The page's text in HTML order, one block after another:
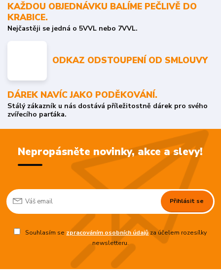
KAŽDOU OBJEDNÁVKU BALÍME PEČLIVĚ DO
KRABICE.
Nejčastěji se jedná o 5VVL nebo 7VVL.
ODKAZ ODSTOUPENÍ OD SMLOUVY
DÁREK NAVÍC JAKO PODĚKOVÁNÍ.
Stálý zákazník u nás dostává příležitostně dárek pro svého
zvířecího parťáka.
Nepropásněte novinky, akce a slevy!
Přihlásit se
Souhlasím se zpracováním osobních údajůza účelem rozesílky
newsletteru.